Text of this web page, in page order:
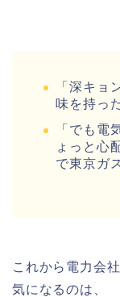
「深キョ
味を持っ
「でも電
ょっと心
で東京ガ
これから電力会
気になるのは、